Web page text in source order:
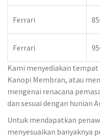
Ferrari
Ferrari
Kami menyediakan
Kanopi Membran, atau
mengenai renacana
dan sesuai dengan hunian
Untuk mendapatkan
menyesuaikan banyaknya